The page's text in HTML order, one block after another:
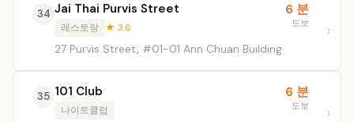
34 Jai Thai Purvis Street
레스토랑 ★ 3.6
27 Purvis Street, #01-01 Ann Chuan Building
6 분
도보
35 101 Club
나이트클럽
6 분
도보